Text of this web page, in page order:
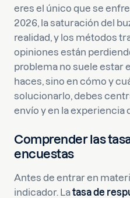
eres el único que se
2026, la saturación del
realidad, y los métodos
opiniones están
problema no suele estar
haces, sino en cómo y
solucionarlo, debes
envío y en la experiencia
Comprender las
encuestas
Antes de entrar en
indicador. Latasa de